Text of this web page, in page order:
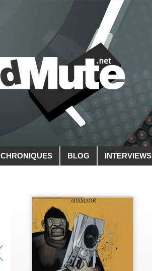
CHRONIQUES BLOG INTERVIEWS